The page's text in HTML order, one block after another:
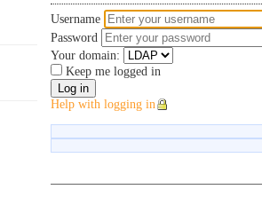
Username
Password
Your domain:
Keep me logged in
Help with logging in